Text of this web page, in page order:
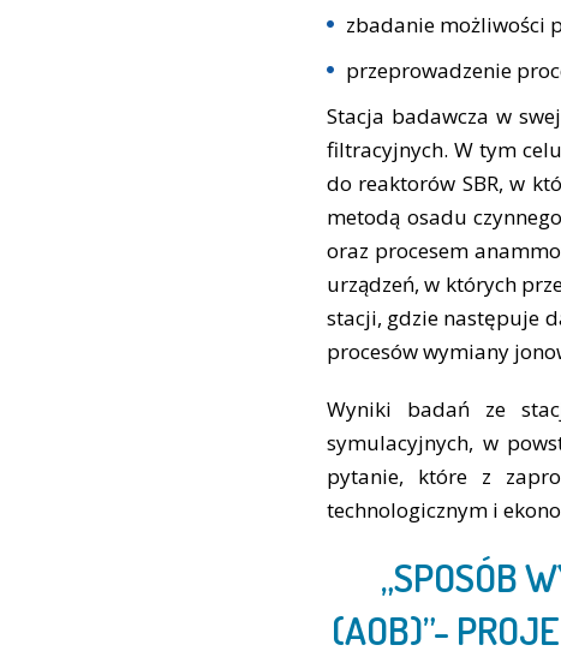
zbadanie możliwości
przeprowadzenie
Stacja badawcza w
filtracyjnych. W tym
do reaktorów SBR, w
metodą osadu
oraz procesem
urządzeń, w których
stacji, gdzie następuje
procesów wymiany
Wyniki badań ze
symulacyjnych, w
pytanie, które z
technologicznym i
„SPOSÓB
(AOB)”-